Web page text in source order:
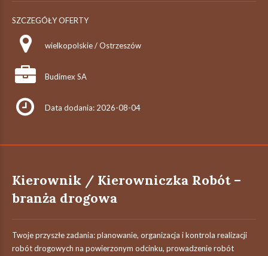
SZCZEGÓŁY OFERTY
wielkopolskie / Ostrzeszów
Budimex SA
Data dodania: 2026-08-04
Kierownik / Kierowniczka Robót –
branża drogowa
Twoje przyszłe zadania:‎ planowanie, organizacja i kontrola realizacji
robót drogowych na powierzonym odcinku,‎ prowadzenie robót